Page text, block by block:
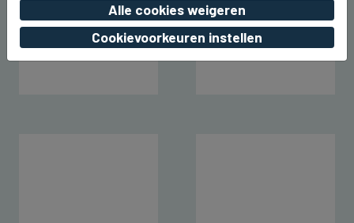
Alle cookies weigeren
Cookievoorkeuren instellen